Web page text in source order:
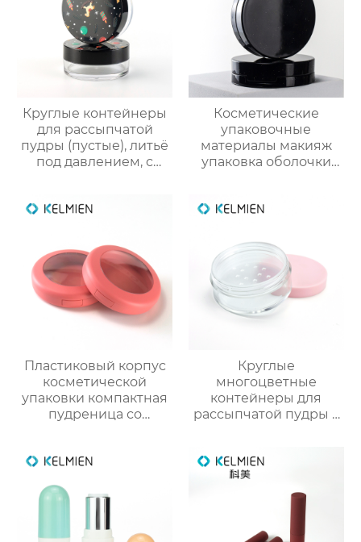
Круглые контейнеры
для рассыпчатой
пудры (пустые), литьё
под давлением, с
новогодним
поставки с завода
Косметические
упаковочные
материалы макияж
упаковка оболочки
зеркалом защелки
УФ консилер
пластиковые
оболочки
Пластиковый корпус
косметической
упаковки компактная
пудреница со
дизайна
Круглые
многоцветные
контейнеры для
рассыпчатой пудры с
оптовые продажи
напрямую с завода